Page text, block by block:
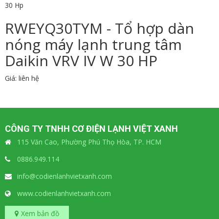
30 Hp
RWEYQ30TYM - Tổ hợp dàn
nóng máy lạnh trung tâm
Daikin VRV IV W 30 HP
Giá: liên hệ
CÔNG TY TNHH CƠ ĐIỆN LẠNH VIỆT XANH
115 Văn Cao, Phường Phú Thọ Hòa, TP. HCM
0886.949.114
info@codienlanhvietxanh.com
www.codienlanhvietxanh.com
Xem bản đồ